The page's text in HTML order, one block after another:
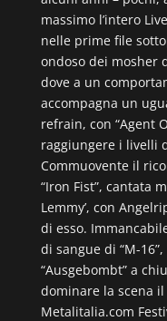
massimo l’intero
nelle prime file
ondoso dei mosher
dove a un
accompagna un
refrain, con “Agent
raggiungere i livelli
Commuovente il
“Iron Fist”, cantata
Lemmy’, con
di esso.
di sangue di “M-
“Ausgebombt” a
dominare la scena il
Metalitalia.com